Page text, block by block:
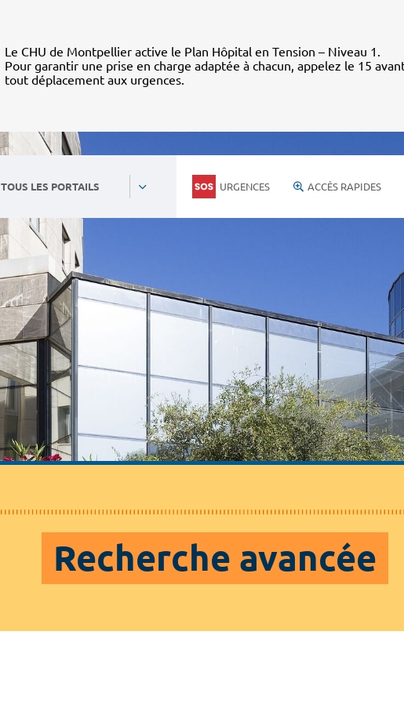
Le CHU de Montpellier active le Plan Hôpital en Tension – Niveau 1.
Pour garantir une prise en charge adaptée à chacun, appelez le 15
tout déplacement aux urgences.
TOUS LES PORTAILS URGENCES ACCÈS RAPIDES
Recherche avancée